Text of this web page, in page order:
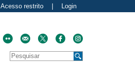
Acesso restrito Login
Faça uma pesquisa no site
Pesquisar